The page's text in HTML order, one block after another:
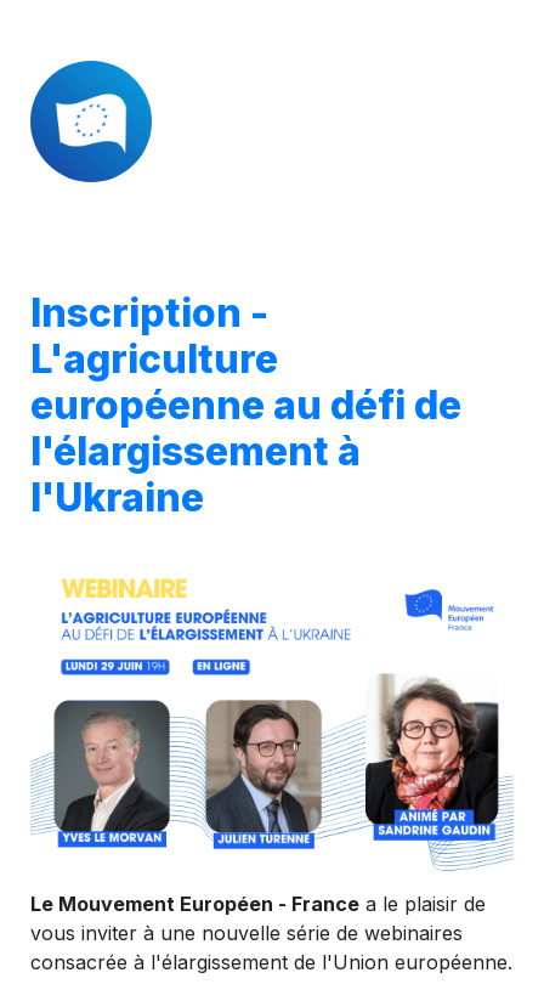
Inscription -
L'agriculture
européenne au défi de
l'élargissement à
l'Ukraine
Le Mouvement Européen - France a le plaisir de
vous inviter à une nouvelle série de webinaires
consacrée à l'élargissement de l'Union européenne.